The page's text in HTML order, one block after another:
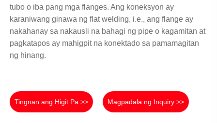
tubo o iba pang mga flanges. Ang koneksyon ay
karaniwang ginawa ng flat welding, i.e., ang flange ay
nakahanay sa nakausli na bahagi ng pipe o kagamitan at
pagkatapos ay mahigpit na konektado sa pamamagitan
ng hinang.
Tingnan ang Higit Pa >> Magpadala ng Inquiry >>